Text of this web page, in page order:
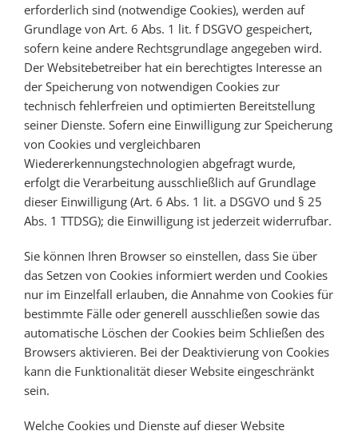
erforderlich sind (notwendige Cookies), werden auf
Grundlage von Art. 6 Abs. 1 lit. f DSGVO gespeichert,
sofern keine andere Rechtsgrundlage angegeben wird.
Der Websitebetreiber hat ein berechtigtes Interesse an
der Speicherung von notwendigen Cookies zur
technisch fehlerfreien und optimierten Bereitstellung
seiner Dienste. Sofern eine Einwilligung zur Speicherung
von Cookies und vergleichbaren
Wiedererkennungstechnologien abgefragt wurde,
erfolgt die Verarbeitung ausschließlich auf Grundlage
dieser Einwilligung (Art. 6 Abs. 1 lit. a DSGVO und § 25
Abs. 1 TTDSG); die Einwilligung ist jederzeit widerrufbar.
Sie können Ihren Browser so einstellen, dass Sie über
das Setzen von Cookies informiert werden und Cookies
nur im Einzelfall erlauben, die Annahme von Cookies für
bestimmte Fälle oder generell ausschließen sowie das
automatische Löschen der Cookies beim Schließen des
Browsers aktivieren. Bei der Deaktivierung von Cookies
kann die Funktionalität dieser Website eingeschränkt
sein.
Welche Cookies und Dienste auf dieser Website